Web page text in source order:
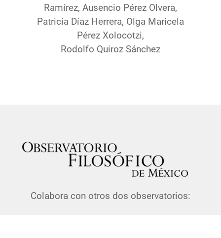
Ramírez, Ausencio Pérez Olvera,
Patricia Díaz Herrera, Olga Maricela
Pérez Xolocotzi,
Rodolfo Quiroz Sánchez
Colabora con otros dos observatorios: